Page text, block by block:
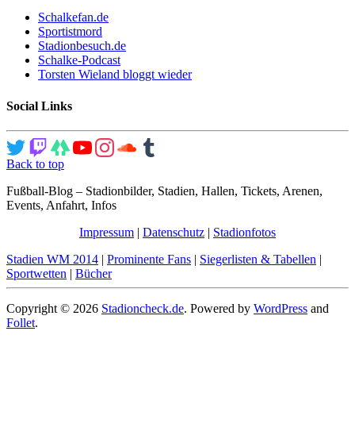
Schalkefan.de
Sportistmord
Stadionbesuch.de
Schalke-Podcast
Torsten Wieland bloggt wieder
Social Links
Back to top
Fußball-Blog – Stadionbilder, Stadien, Hallen, Tickets, Arenen,
Events, Anfahrt, Infos
Impressum | Datenschutz | Stadionfotos
Stadien WM 2014 | Prominente Fans | Siegerlisten & Tabellen |
Sportwetten | Bücher
Copyright © 2026 Stadioncheck.de. Powered by WordPress and
Follet.